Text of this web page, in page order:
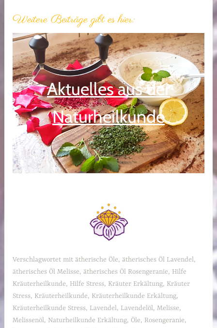
Weitere Beiträge gibt es hier:
Aktuelles aus der
Naturheilkunde
Verschlagwortet mitätherische Öle,ätherisches Öl Lavendel,
ätherisches Öl Melisse,ätherisches Öl Rosengeranie, Hilfe
Kräuterheilkunde, Hilfe Stress, Kräuter Erkältung, Kräuter
Stress, Kräuterheilkunde, Kräuterheilkunde Erkältung,
Kräuterheilkunde Stress, Lavendel, Lavendelöl,Melisse,
Melissenöl, Naturheilkunde Erkältung, Öle, Rosengeranie,